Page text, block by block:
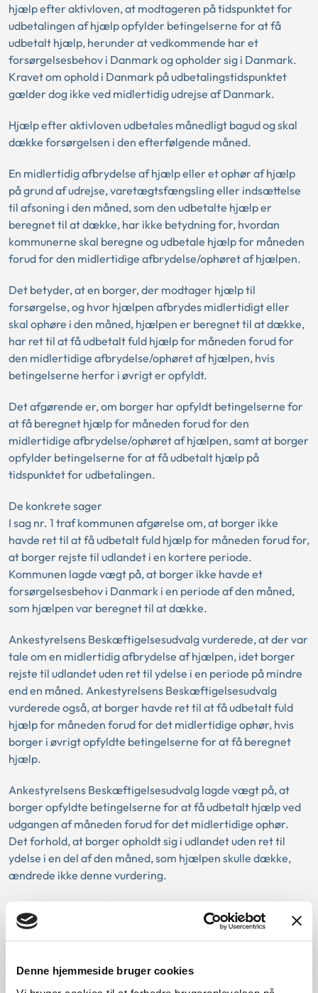
Denne hjemmeside bruger cookies
hjælp efter aktivloven, at modtageren på tidspunktet for
udbetalingen af hjælp opfylder betingelserne for at få
udbetalt hjælp, herunder at vedkommende har et
forsørgelsesbehov i Danmark og opholder sig i Danmark.
Kravet om ophold i Danmark på udbetalingstidspunktet
gælder dog ikke ved midlertidig udrejse af Danmark.
Hjælp efter aktivloven udbetales månedligt bagud og skal
dække forsørgelsen i den efterfølgende måned.
En midlertidig afbrydelse af hjælp eller et ophør af hjælp
på grund af udrejse, varetægtsfængsling eller indsættelse
til afsoning i den måned, som den udbetalte hjælp er
beregnet til at dække, har ikke betydning for, hvordan
kommunerne skal beregne og udbetale hjælp for måneden
forud for den midlertidige afbrydelse/ophøret af hjælpen.
Det betyder, at en borger, der modtager hjælp til
forsørgelse, og hvor hjælpen afbrydes midlertidigt eller
skal ophøre i den måned, hjælpen er beregnet til at dække,
har ret til at få udbetalt fuld hjælp for måneden forud for
den midlertidige afbrydelse/ophøret af hjælpen, hvis
betingelserne herfor i øvrigt er opfyldt.
Det afgørende er, om borger har opfyldt betingelserne for
at få beregnet hjælp for måneden forud for den
midlertidige afbrydelse/ophøret af hjælpen, samt at borger
opfylder betingelserne for at få udbetalt hjælp på
tidspunktet for udbetalingen.
De konkrete sager
I sag nr. 1 traf kommunen afgørelse om, at borger ikke
havde ret til at få udbetalt fuld hjælp for måneden forud for,
at borger rejste til udlandet i en kortere periode.
Kommunen lagde vægt på, at borger ikke havde et
forsørgelsesbehov i Danmark i en periode af den måned,
som hjælpen var beregnet til at dække.
Ankestyrelsens Beskæftigelsesudvalg vurderede, at der var
tale om en midlertidig afbrydelse af hjælpen, idet borger
rejste til udlandet uden ret til ydelse i en periode på mindre
end en måned. Ankestyrelsens Beskæftigelsesudvalg
vurderede også, at borger havde ret til at få udbetalt fuld
hjælp for måneden forud for det midlertidige ophør, hvis
borger i øvrigt opfyldte betingelserne for at få beregnet
hjælp.
Ankestyrelsens Beskæftigelsesudvalg lagde vægt på, at
borger opfyldte betingelserne for at få udbetalt hjælp ved
udgangen af måneden forud for det midlertidige ophør.
Det forhold, at borger opholdt sig i udlandet uden ret til
ydelse i en del af den måned, som hjælpen skulle dække,
ændrede ikke denne vurdering.
derimod beregnes på baggrund af, at borger havde været
udrejst i en periode. Det betød, at borger ikke kunne få
midlertidigt ophør til sin forsørgelse i den efterfølgende